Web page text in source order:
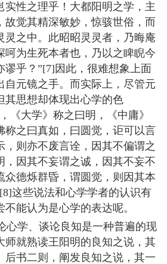
实性之理乎！大都阳明之学，主
故觉其精深敏妙，惊骇世俗，而
灵之中。此昭昭灵灵者，乃晦庵
呵为生死本者也，乃以之睥睨今
谬乎？”[7]因此，很难想象上面
自元镜之手。而实际上，尽管元
其思想却体现出心学的色
《大学》称之曰明，《中庸》
称之曰真如，曰圆觉，讵可以言
，则亦不废言诠，因其不偏谓之
，因其不妄谓之诚，因其不妄不
众德烁群昏，谓圆觉，则因其本
这些说法和心学学者的认识有
能认为是心学的表达呢。
学、谈论良知是一种普遍的现
师就熟读王阳明的良知之说，其
后书二则，阐发良知之说，其一